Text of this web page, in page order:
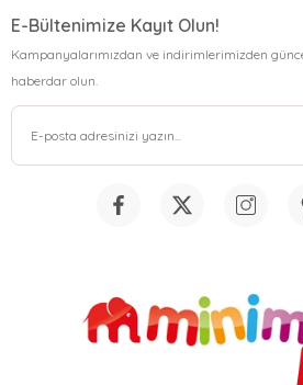
E-Bültenimize Kayıt Olun!
Kampanyalarımızdan ve indirimlerimizden
haberdar olun.